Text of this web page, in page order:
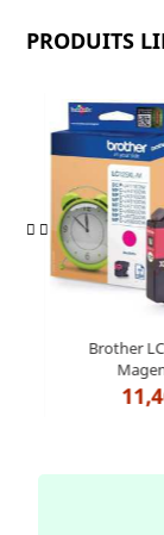
PRODUITS
Brother